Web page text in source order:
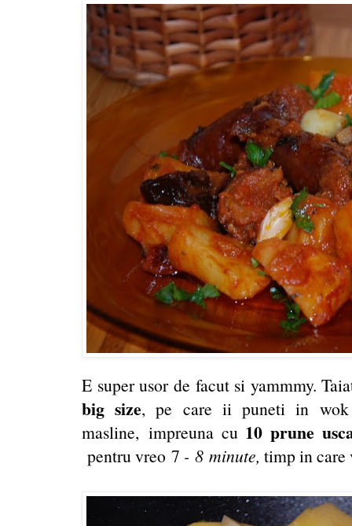
E super usor de facut si yammmy.
big size, pe care ii puneti in
masline, impreuna cu 10 prune
pentru vreo 7 - 8 minute, timp in care